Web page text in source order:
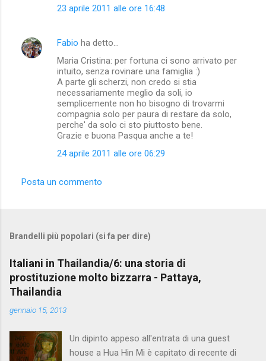
i
23 aprile 2011 alle ore 16:48
Fabio ha detto…
Maria Cristina: per fortuna ci sono arrivato per
intuito, senza rovinare una famiglia :)
A parte gli scherzi, non credo si stia
necessariamente meglio da soli, io
semplicemente non ho bisogno di trovarmi
compagnia solo per paura di restare da solo,
perche' da solo ci sto piuttosto bene.
Grazie e buona Pasqua anche a te!
24 aprile 2011 alle ore 06:29
Posta un commento
Brandelli più popolari (si fa per dire)
Italiani in Thailandia/6: una storia di
prostituzione molto bizzarra - Pattaya,
Thailandia
gennaio 15, 2013
Un dipinto appeso all'entrata di una guest
house a Hua Hin Mi è capitato di recente di